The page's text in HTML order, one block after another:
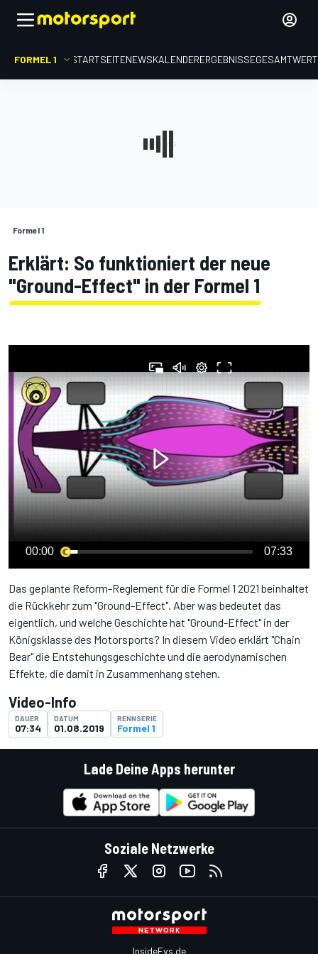
FORMEL 1 STARTSEITENEWSKALENDERERGEBNISSE
Formel 1
Erklärt: So funktioniert der neue
"Ground-Effect" in der Formel 1
00:00 07:33
Das geplante Reform-Reglement für die Formel 1 2021 beinhaltet
die Rückkehr zum "Ground-Effect". Aber was bedeutet das
eigentlich, und welche Geschichte hat "Ground-Effect" in der
Königsklasse des Motorsports? In diesem Video erklärt "Chain
Bear" die Entstehungsgeschichte und die aerodynamischen
Effekte, die damit in Zusammenhang stehen.
Video-Info
DAUER
07:34
DATUM
01.08.2019
RENNSERIE
Formel 1
Lade Deine Apps herunter
Soziale Netzwerke
InsideEvs.de